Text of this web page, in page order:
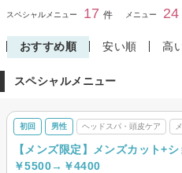
ヘアカット
ヘアマニキュア
縮毛矯正
メンズヘアカット
閉
スペシャルメニュー 17 件 メニュー 24
おすすめ順 安い順 高
スペシャルメニュー
初回 男性 ヘッドスパ・頭皮ケア
【メンズ限定】メンズカット+
￥5500→￥4400